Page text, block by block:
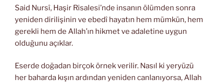
Said Nursî, Haşir Risalesi’nde insanın ölümden sonra
yeniden dirilişinin ve ebedî hayatın hem mümkün, hem
gerekli hem de Allah’ın hikmet ve adaletine uygun
olduğunu açıklar.
Eserde doğadan birçok örnek verilir. Nasıl ki yeryüzü
her baharda kışın ardından yeniden canlanıyorsa, Allah